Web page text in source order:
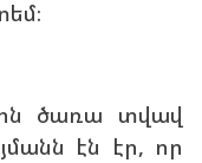
ծառա տվավ
էն էր, որ